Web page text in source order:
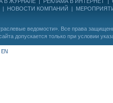
| НОВОСТИ КОМПАНИЙ |
ведомости» . Все права
допускается только при условии